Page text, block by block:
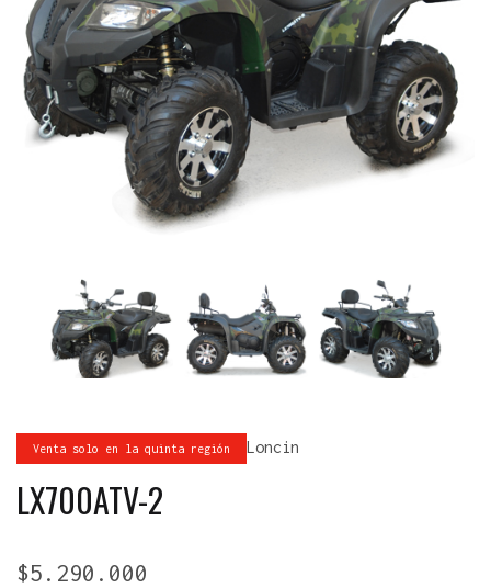
Venta solo en la quinta región Loncin
LX700ATV-2
$5.290.000